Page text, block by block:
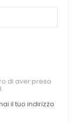
di aver preso
il tuo indirizzo